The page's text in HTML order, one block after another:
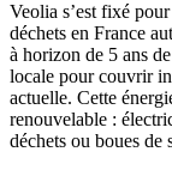
Veolia s’est fixé
déchets en France
à horizon de 5 ans
locale pour couvrir
actuelle. Cette
renouvelable :
déchets ou boues de